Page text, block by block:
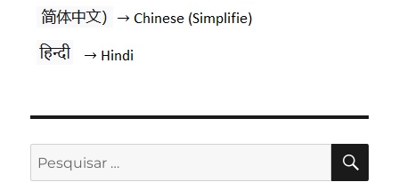
Pesquisar
por: